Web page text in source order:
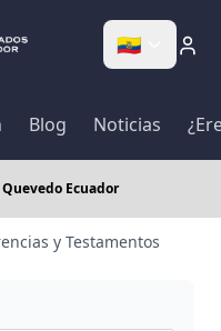
🇪🇨
Blog Noticias
Ecuador
y Testamentos